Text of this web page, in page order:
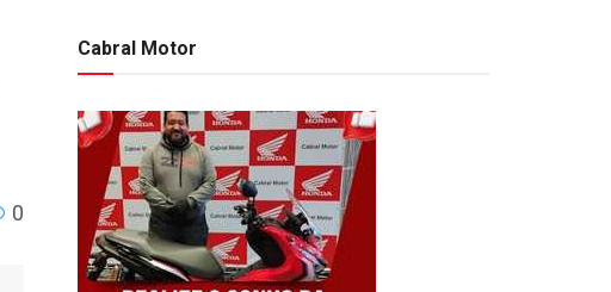
0
Cabral Motor